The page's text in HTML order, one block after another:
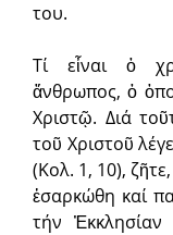
του.
Τί εἶναι ὁ
ἄνθρωπος, ὁ
Χριστῷ. Διά
τοῦ Χριστοῦ
(Κολ. 1, 10),
ἐσαρκώθη καί
τήν